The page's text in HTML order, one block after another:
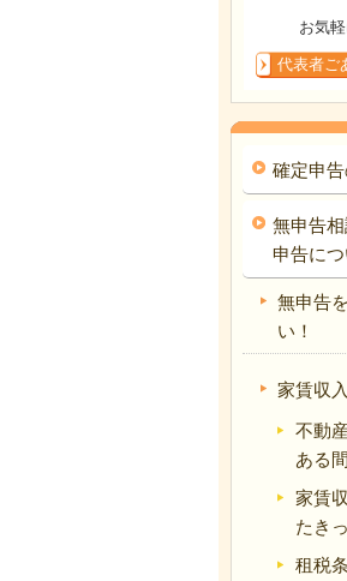
お気
代表者ご
確定申
無申告
申告に
無申告
い！
家賃収
不動
ある
家賃
たき
租税